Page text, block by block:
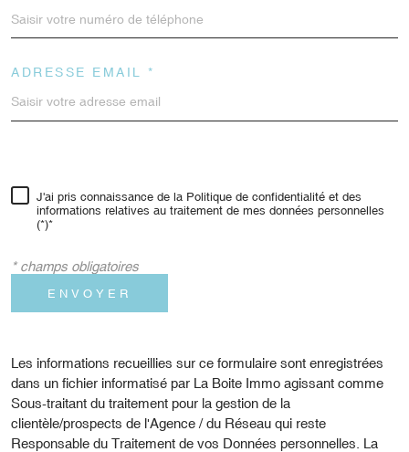
ADRESSE EMAIL *
J'ai pris connaissance de la Politique de confidentialité et des
informations relatives au traitement de mes données personnelles
(*)*
* champs obligatoires
ENVOYER
Les informations recueillies sur ce formulaire sont enregistrées
dans un fichier informatisé par La Boite Immo agissant comme
Sous-traitant du traitement pour la gestion de la
clientèle/prospects de l'Agence / du Réseau qui reste
Responsable du Traitement de vos Données personnelles. La